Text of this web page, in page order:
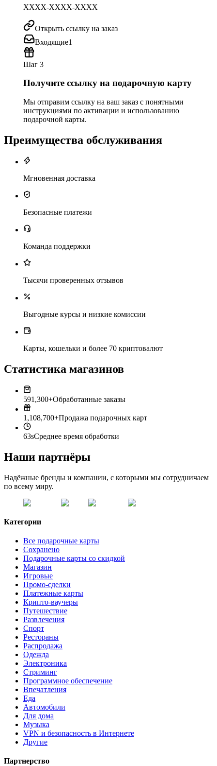
XXXX-XXXX-XXXX
Открыть ссылку на заказ
Входящие1
Шаг 3
Получите ссылку на подарочную карту
Мы отправим ссылку на ваш заказ с понятными
инструкциями по активации и использованию
подарочной карты.
Преимущества обслуживания
Мгновенная доставка
Безопасные платежи
Команда поддержки
Тысячи проверенных отзывов
Выгодные курсы и низкие комиссии
Карты, кошельки и более 70 криптовалют
Статистика магазинов
591,300+Обработанные заказы
1,108,700+Продажа подарочных карт
63sСреднее время обработки
Наши партнёры
Надёжные бренды и компании, с которыми мы сотрудничаем
по всему миру.
Категории
Все подарочные карты
Сохранено
Подарочные карты со скидкой
Магазин
Игровые
Промо-сделки
Платежные карты
Крипто-ваучеры
Путешествие
Развлечения
Спорт
Рестораны
Распродажа
Одежда
Электроника
Стриминг
Программное обеспечение
Впечатления
Еда
Автомобили
Для дома
Музыка
VPN и безопасность в Интернете
Другие
Партнерство